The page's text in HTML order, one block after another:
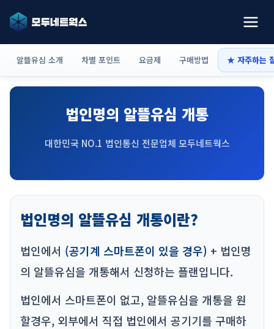
알뜰유심 소개 차별 포인트 요금제 구매방법 ★ 자주하는
법인명의 알뜰유심 개통
대한민국 NO.1 법인통신 전문업체 모두네트웍스
법인명의 알뜰유심 개통이란?
법인에서 (공기계 스마트폰이 있을 경우) + 법인명
의 알뜰유심을 개통해서 신청하는 플랜입니다.
법인에서 스마트폰이 없고, 알뜰유심을 개통을 원
할경우, 외부에서 직접 법인에서 공기기를 구매하